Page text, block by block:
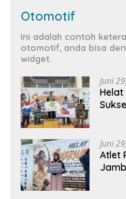
Otomotif
Ini adalah contoh
otomotif, anda bisa
widget.
Juni
Juni
Atlet